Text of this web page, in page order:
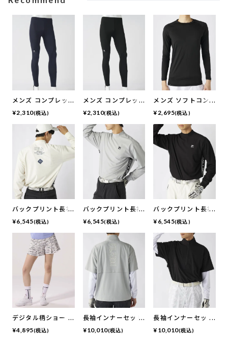
メンズ コンプレッ
ションタイツ
¥2,310(税込)
メンズ コンプレッ
ションタイツ
¥2,310(税込)
メンズ ソフトコン
プレッションクルー
ネックインナー
¥ 2,695(税込)
バックプリント長袖
モックネックシャツ
¥6,545(税込)
バックプリント長袖
モックネックシャツ
¥6,545(税込)
バックプリント長袖
モックネックシャツ
¥ 6,545(税込)
デジタル柄ショート
パンツ | メンズサイ
ズあり
¥4,895(税込)
長袖インナーセット
半袖ハーフジッププ
ルオーバー
¥10,010(税込)
長袖インナーセット
半袖ハーフジッププ
ルオーバー
¥ 10,010(税込)